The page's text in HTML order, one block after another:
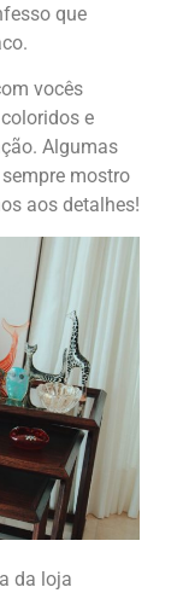
que
vocês
e
Algumas
mostro
aos detalhes!
da loja